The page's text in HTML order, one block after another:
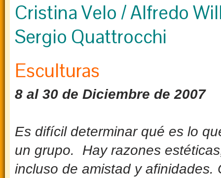
Cristina Velo / Alfredo
Sergio Quattrocchi
Esculturas
8 al 30 de Diciembre de 2007
Es difícil determinar qué es lo
un grupo. Hay razones
incluso de amistad y